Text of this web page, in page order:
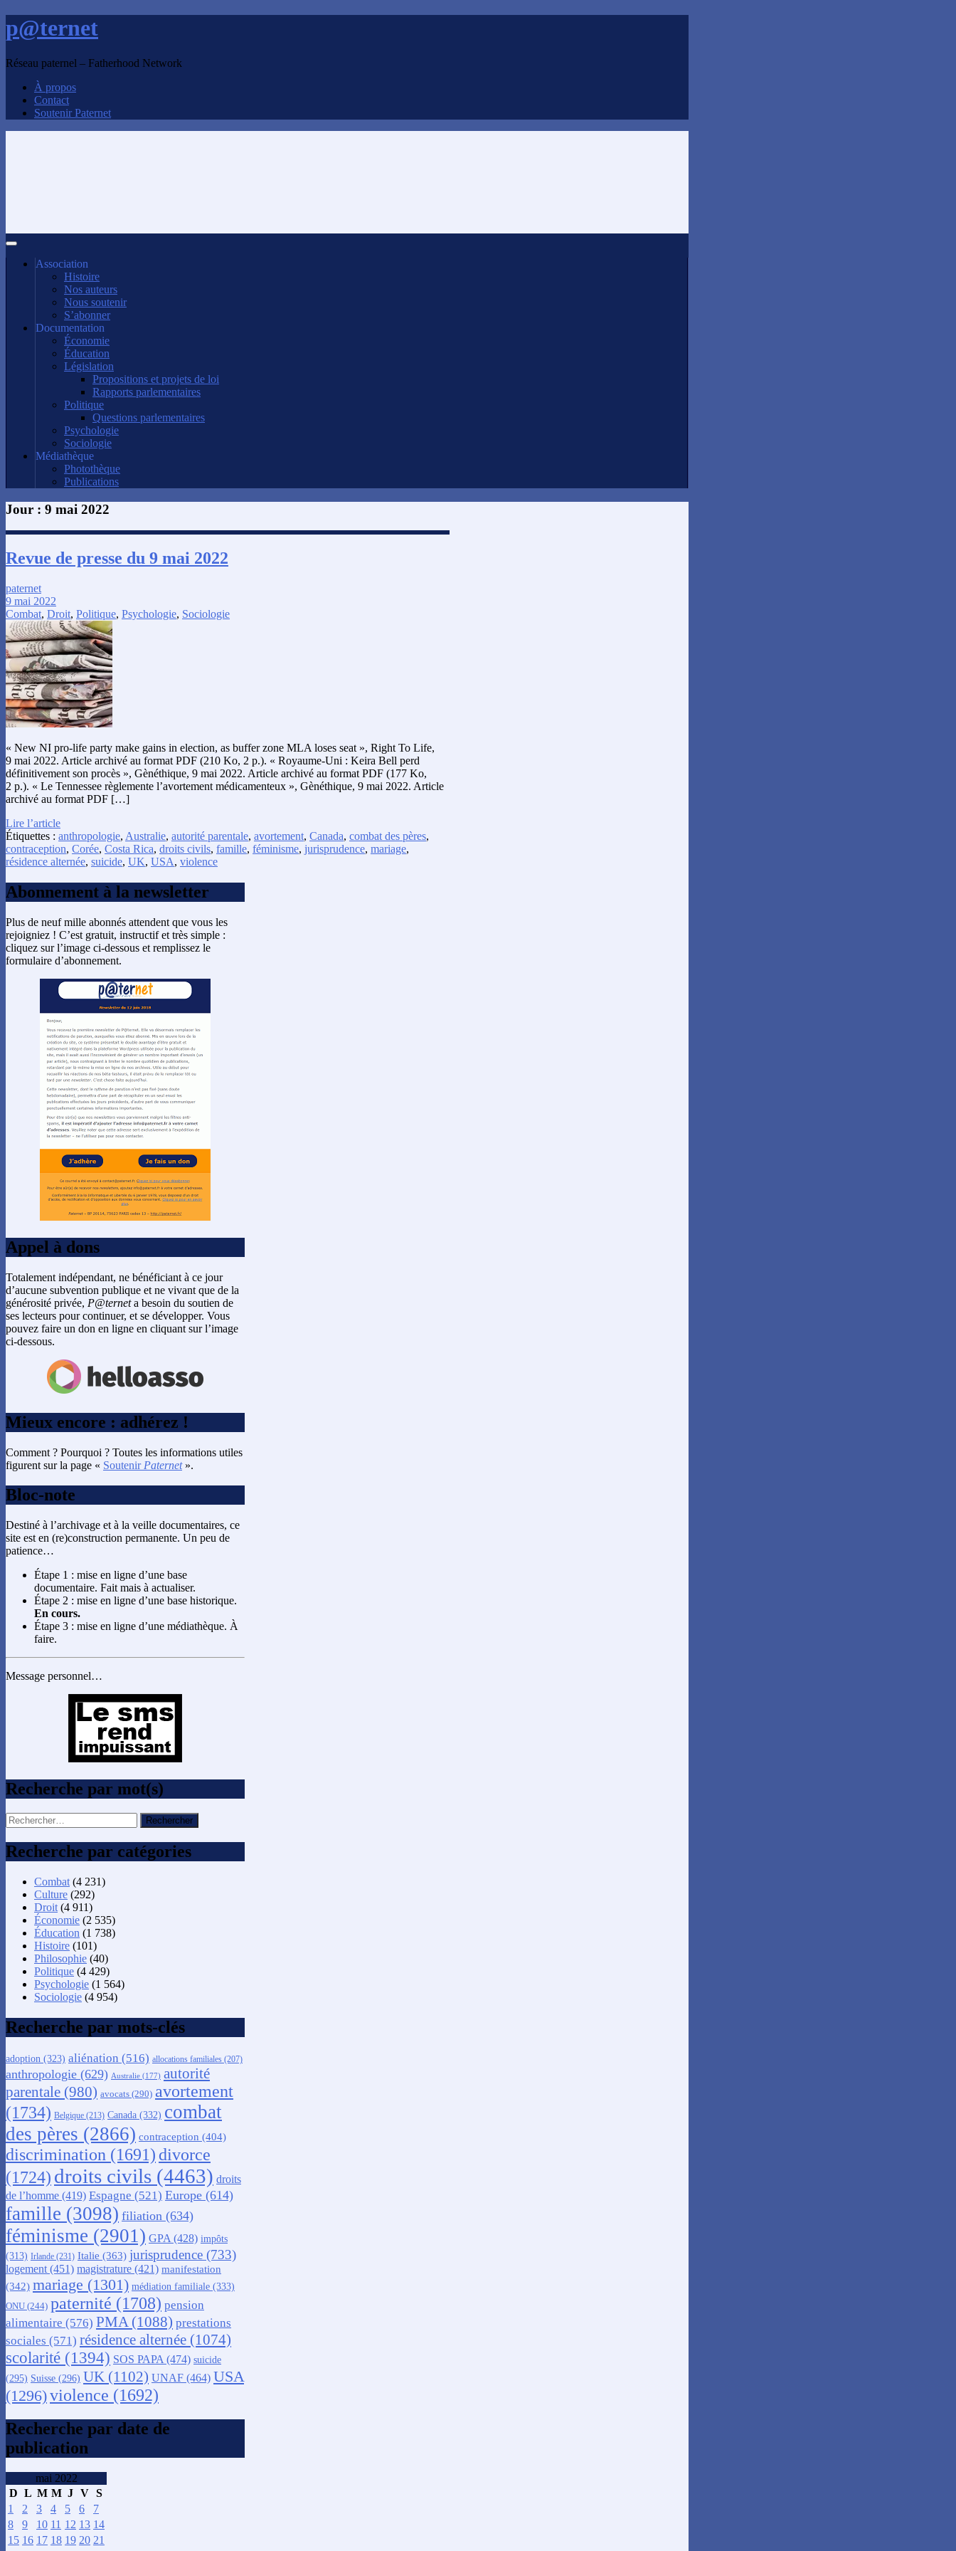
p@ternet
Réseau paternel – Fatherhood Network
À propos
Contact
Soutenir Paternet
Association
Histoire
Nos auteurs
Nous soutenir
S’abonner
Documentation
Économie
Éducation
Législation
Propositions et projets de loi
Rapports parlementaires
Politique
Questions parlementaires
Psychologie
Sociologie
Médiathèque
Photothèque
Publications
Jour : 9 mai 2022
Revue de presse du 9 mai 2022
paternet
9 mai 2022
Combat, Droit, Politique, Psychologie, Sociologie
« New NI pro-life party make gains in election, as buffer zone MLA loses seat », Right To Life,
9 mai 2022. Article archivé au format PDF (210 Ko, 2 p.). « Royaume-Uni : Keira Bell perd
définitivement son procès », Gènéthique, 9 mai 2022. Article archivé au format PDF (177 Ko,
2 p.). « Le Tennessee règlemente l’avortement médicamenteux », Gènéthique, 9 mai 2022. Article
archivé au format PDF […]
Lire l’article
Étiquettes : anthropologie, Australie, autorité parentale, avortement, Canada, combat des pères,
contraception, Corée, Costa Rica, droits civils, famille, féminisme, jurisprudence, mariage,
résidence alternée, suicide, UK, USA, violence
Abonnement à la newsletter
Plus de neuf mille abonnés attendent que vous les
rejoigniez ! C’est gratuit, instructif et très simple :
cliquez sur l’image ci-dessous et remplissez le
formulaire d’abonnement.
Appel à dons
Totalement indépendant, ne bénéficiant à ce jour
d’aucune subvention publique et ne vivant que de la
générosité privée, P@terneta besoin du soutien de
ses lecteurs pour continuer, et se développer. Vous
pouvez faire un don en ligne en cliquant sur l’image
ci-dessous.
Mieux encore : adhérez !
Comment ? Pourquoi ? Toutes les informations utiles
figurent sur la page « Soutenir Paternet».
Bloc-note
Destiné à l’archivage et à la veille documentaires, ce
site est en (re)construction permanente. Un peu de
patience…
Étape 1 : mise en ligne d’une base
documentaire. Fait mais à actualiser.
Étape 2 : mise en ligne d’une base historique.
En cours.
Étape 3 : mise en ligne d’une médiathèque. À
faire.
Message personnel…
Recherche par mot(s)
Rechercher :
Recherche par catégories
Combat (4 231)
Culture (292)
Droit (4 911)
Économie (2 535)
Éducation (1 738)
Histoire (101)
Philosophie (40)
Politique (4 429)
Psychologie (1 564)
Sociologie (4 954)
Recherche par mots-clés
adoption (323) aliénation (516) allocations familiales (207)
anthropologie (629) Australie (177) autorité
parentale (980) avocats (290) avortement
(1734) Belgique (213) Canada (332) combat
des pères (2866) contraception (404)
discrimination (1691) divorce
(1724) droits civils (4463) droits
de l’homme (419) Espagne (521) Europe (614)
famille (3098) filiation (634)
féminisme (2901) GPA (428) impôts
(313) Irlande (231) Italie (363) jurisprudence (733)
logement (451) magistrature (421) manifestation
(342) mariage (1301) médiation familiale (333)
ONU (244) paternité (1708) pension
alimentaire (576) PMA(1088) prestations
sociales (571) résidence alternée (1074)
scolarité (1394) SOS PAPA(474) suicide
(295) Suisse (296) UK (1102) UNAF (464) USA
(1296)violence (1692)
Recherche par date de
publication
mai 2022
D L M M J V S
1
2 3 4 5 6
7
8
9 10 11 12 13 14
15 16 17 18 19 20 21